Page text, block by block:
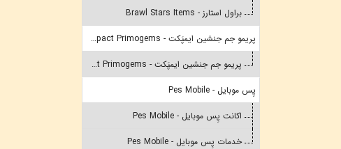
براول استارز - Brawl Stars Items
پریمو جم جنشین ایمپَکت - Genshin Impact Primogems
پریمو جم جنشین ایمپَکت - Genshin Impact Primogems
پِس موبایل - Pes Mobile
اکانت پِس موبایل - Pes Mobile
خدمات پِس موبایل - Pes Mobile